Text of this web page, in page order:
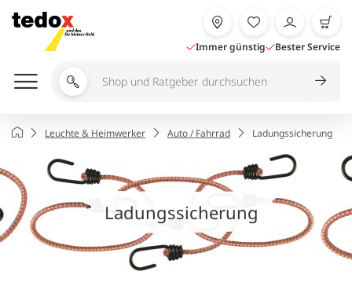
Inhalt
springen
Immer günstig Bester Service
Shop
durchsuchen
StartseiteLeuchte & Heimwerker Auto / Fahrrad Ladungssicherung
Ladungssicherung